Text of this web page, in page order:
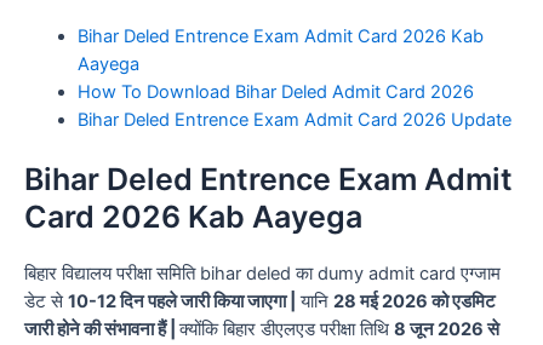
Bihar Deled Entrence Exam Admit Card 2026 Kab
Aayega
How To Download Bihar Deled Admit Card 2026
Bihar Deled Entrence Exam Admit Card 2026 Update
Bihar Deled Entrence Exam Admit
Card 2026 Kab Aayega
बिहार विद्यालय परीक्षा समिति bihar deled का dumy admit card एग्जाम
डेट से10-12 दिन पहले जारी किया जाएगा | यानि 28 मई 2026 को एडमिट
जारी होने की संभावना हैं |क्योंकि बिहार डीएलएड परीक्षा तिथि 8 जून 2026 से